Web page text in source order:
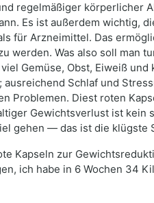
regelmäßiger körperlicher
Es ist außerdem wichtig,
für Arzneimittel. Das
Was also soll man
Gemüse, Obst, Eiweiß
Schlaf und
Problemen. Diest roten
Gewichtsverlust ist kein
gehen — das ist die klügste
Kapseln zur
ich habe in 6 Wochen 34